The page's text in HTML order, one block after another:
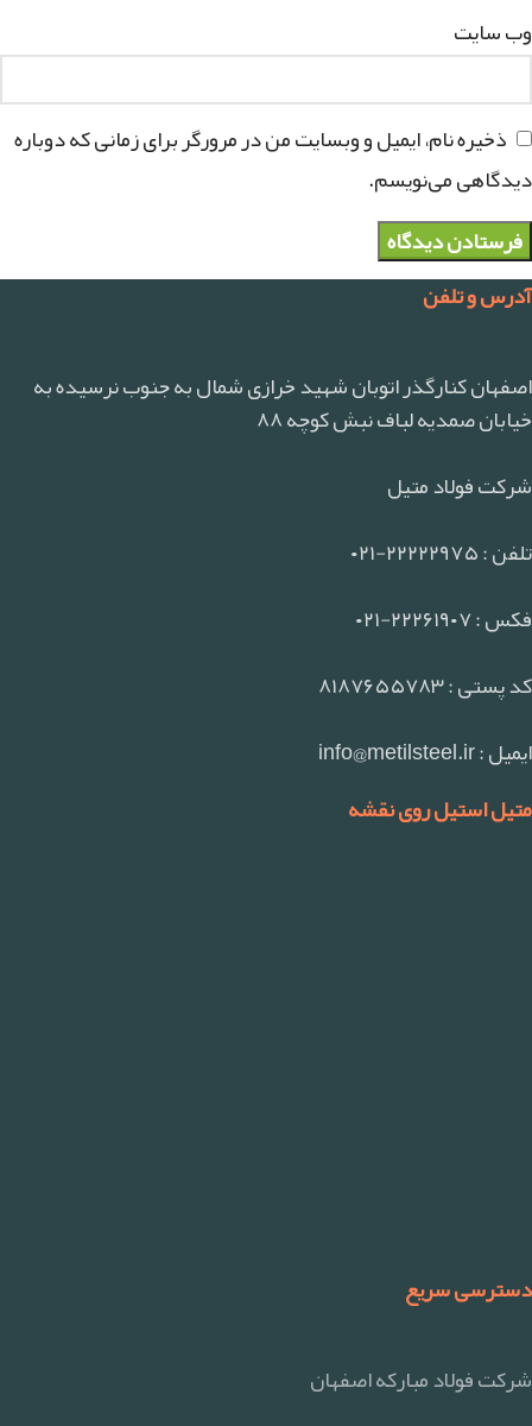
وب‌ سایت
ذخیره نام، ایمیل و وبسایت من در مرورگر برای زمانی که دوباره
دیدگاهی می‌نویسم.
آدرس و تلفن
اصفهان کنارگذر اتوبان شهید خرازی شمال به جنوب نرسیده به
خیابان صمدیه لباف نبش کوچه ۸۸
شرکت فولاد متیل
تلفن : ۲۲۲۲۲۹۷۵-۰۲۱
فکس : ۲۲۲۶۱۹۰۷-۰۲۱
کد پستی : ۸۱۸۷۶۵۵۷۸۳
ایمیل : info@metilsteel.ir
متیل استیل روی نقشه
دسترسی سریع
شرکت فولاد مبارکه اصفهان